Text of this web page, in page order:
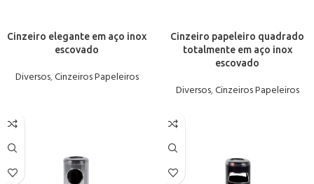
Cinzeiro elegante em aço inox
escovado
Diversos,Cinzeiros Papeleiros
Cinzeiro papeleiro quadrado
totalmente em aço inox
escovado
Diversos,Cinzeiros Papeleiros